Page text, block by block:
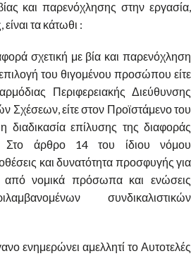
και παρενόχλησης στην εργασία,
τα κάτωθι :
σχετική με βία και παρενόχληση
του θιγομένου προσώπου είτε
Περιφερειακής Διεύθυνσης
Σχέσεων, είτε στον Προϊστάμενο του
διαδικασία επίλυσης της διαφοράς
Στο άρθρο 14 του ίδιου νόμου
και δυνατότητα προσφυγής για
νομικά πρόσωπα και ενώσεις
συνδικαλιστικών
ενημερώνει αμελλητί το Αυτοτελές